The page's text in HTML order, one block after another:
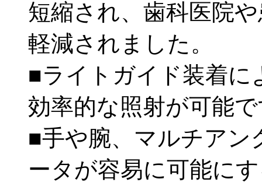
短縮され、歯科医院
軽減されました。
■ライトガイド装着に
効率的な照射が可能
■手や腕、マルチアン
ータが容易に可能に